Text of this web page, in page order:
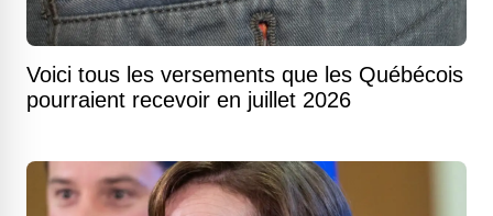
Voici tous les versements que les Québécois
pourraient recevoir en juillet 2026